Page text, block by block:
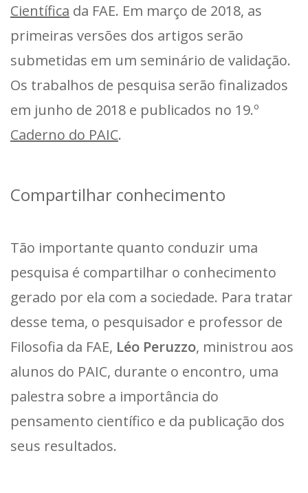
Científica da FAE. Em março de 2018, as
primeiras versões dos artigos serão
submetidas em um seminário de validação.
Os trabalhos de pesquisa serão finalizados
em junho de 2018 e publicados no 19.º
Caderno do PAIC.
Compartilhar conhecimento
Tão importante quanto conduzir uma
pesquisa é compartilhar o conhecimento
gerado por ela com a sociedade. Para tratar
desse tema, o pesquisador e professor de
Filosofia da FAE, Léo Peruzzo, ministrou aos
alunos do PAIC, durante o encontro, uma
palestra sobre a importância do
pensamento científico e da publicação dos
seus resultados.